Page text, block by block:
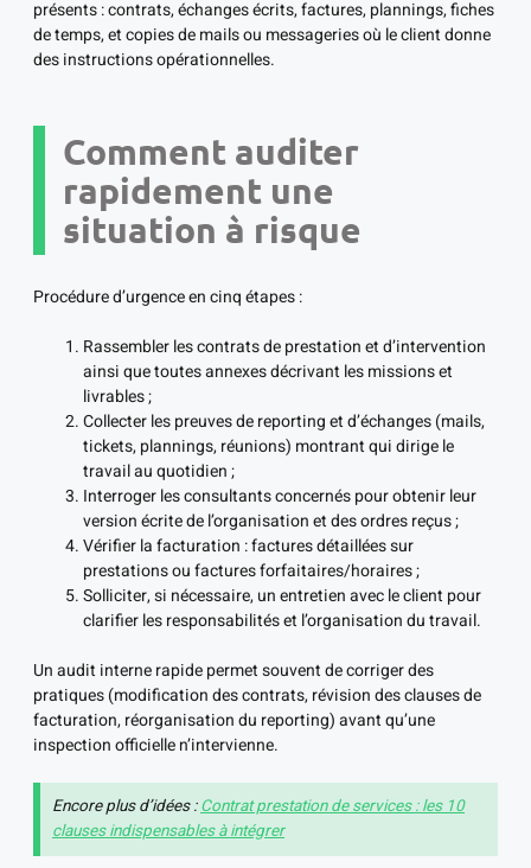
présents : contrats, échanges écrits, factures, plannings, fiches
de temps, et copies de mails ou messageries où le client donne
des instructions opérationnelles.
Comment auditer
rapidement une
situation à risque
Procédure d’urgence en cinq étapes :
Rassembler les contrats de prestation et d’intervention
ainsi que toutes annexes décrivant les missions et
livrables ;
Collecter les preuves de reporting et d’échanges (mails,
tickets, plannings, réunions) montrant qui dirige le
travail au quotidien ;
Interroger les consultants concernés pour obtenir leur
version écrite de l’organisation et des ordres reçus ;
Vérifier la facturation : factures détaillées sur
prestations ou factures forfaitaires/horaires ;
Solliciter, si nécessaire, un entretien avec le client pour
clarifier les responsabilités et l’organisation du travail.
Un audit interne rapide permet souvent de corriger des
pratiques (modification des contrats, révision des clauses de
facturation, réorganisation du reporting) avant qu’une
inspection officielle n’intervienne.
Encore plus d’idées :Contrat prestation de services : les 10
clauses indispensables à intégrer